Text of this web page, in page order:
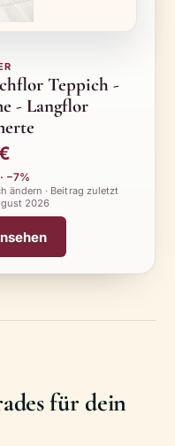
Teppich -
- Langflor
· −7%
ändern · Beitrag zuletzt
2026
für dein